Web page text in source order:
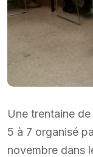
Une trentaine
5 à 7 organisé
novembre dans